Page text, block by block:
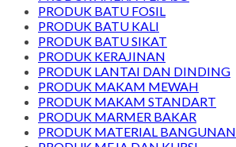
PRODUK BATU FOSIL
PRODUK BATU KALI
PRODUK BATU SIKAT
PRODUK KERAJINAN
PRODUK LANTAI DAN DINDING
PRODUK MAKAM MEWAH
PRODUK MAKAM STANDART
PRODUK MARMER BAKAR
PRODUK MATERIAL BANGUNAN